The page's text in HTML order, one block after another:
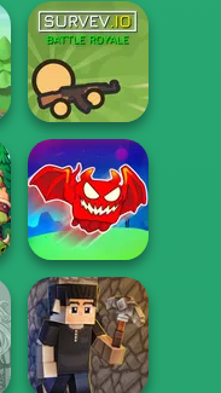
Om Nom Tower
3D
Survev.io
Obby The
Legendary
Dragon